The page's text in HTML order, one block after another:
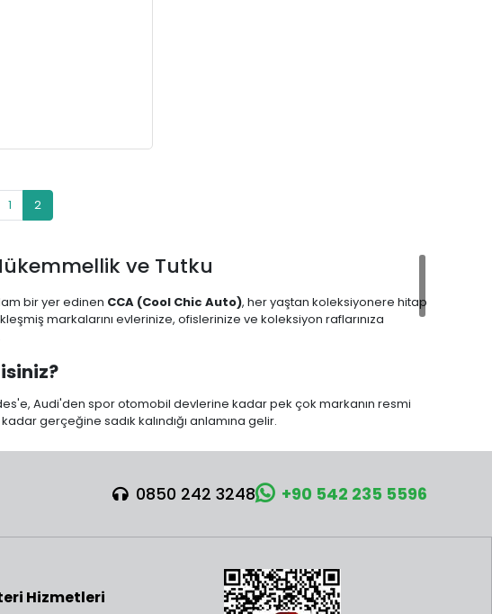
1 2
ve Tutku
bir yer edinen CCA (Cool Chic Auto), her yaştan koleksiyonere hitap
markalarını evlerinize, ofislerinize ve koleksiyon raflarınıza
Audi'den spor otomobil devlerine kadar pek çok markanın resmi
gerçeğine sadık kalındığı anlamına gelir.
kaput ve bagaj detaylarının yanı sıra; ışıklı farlar ve gerçekçi motor
uzun ömürlü bir kullanım sunan CCA modelleri, hem çocuklar için
0850 242 3248 +90 542 235 5596
Hizmetleri